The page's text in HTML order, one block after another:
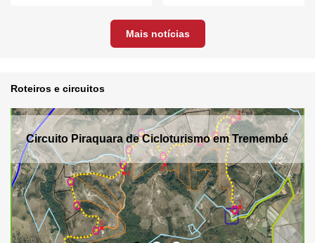
Mais notícias
Roteiros e circuitos
Circuito Piraquara de Cicloturismo em Tremembé